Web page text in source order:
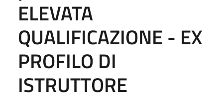
ELEVATA
QUALIFICAZIONE - EX
PROFILO DI
ISTRUTTORE